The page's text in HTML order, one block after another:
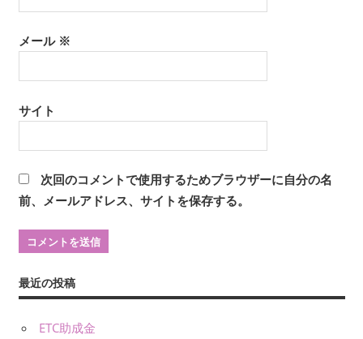
メール ※
サイト
次回のコメントで使用するためブラウザーに自分の名
前、メールアドレス、サイトを保存する。
最近の投稿
ETC助成金